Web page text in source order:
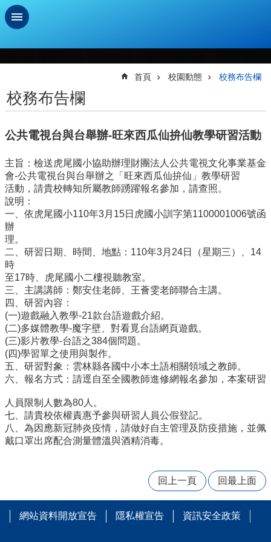
跳到主要內容區塊
學
扶
測
驗
新
生
資
訊
及
總
量
管
制
辦
法
力
宇
教
育
平
台
正
常
檢
核
首頁 校園動態 校務布告欄
校務布告欄
公共電視台與台舉辦-旺來西瓜仙拚仙教學研習活動
主旨：檢送虎尾國小協助辦理財團法人公共電視文化事業基金
會-公共電視台與台舉辦之「旺來西瓜仙拚仙」教學研習
活動，請貴校轉知所屬教師踴躍報名參加，請查照。
說明：
一、依虎尾國小110年3月15日虎國小訓字第1100001006號函
辦
理。
二、研習日期、時間、地點：110年3月24日（星期三）、14
時
至17時、虎尾國小二樓視聽教室。
三、主講講師：鄭安住老師、王薈雯老師聯合主講。
四、研習內容：
(一)遊戲融入教學-21款台語遊戲介紹。
(二)多媒體教學-魔字壁、對看覓台語網頁遊戲。
(三)影片教學-台語之384個問題。
(四)學習單之使用與製作。
五、研習對象：雲林縣各國中小本土語相關領域之教師。
六、報名方式：請逕自至全國教師進修網報名參加，本案研習
人員限制人數為80人。
七、請貴校依權責惠予參與研習人員公假登記。
八、為因應新冠肺炎疫情，請做好自主管理及防疫措施，並佩
戴口罩出席配合測量體溫與酒精消毒。
回上一頁 回最上面
網站資料開放宣告 隱私權宣告 資訊安全政策